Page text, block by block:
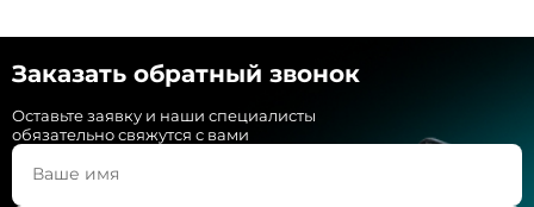
Заказать обратный звонок
Оставьте заявку и наши специалисты
обязательно свяжутся с вами